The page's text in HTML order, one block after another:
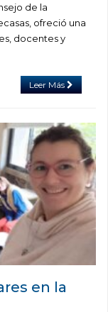
de la
ofreció una
docentes y
Leer Más
en la